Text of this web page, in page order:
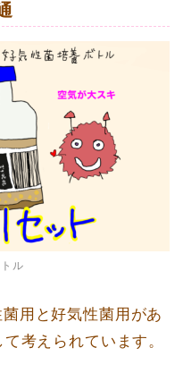
ル
用と好気性菌用があ
考えられています。